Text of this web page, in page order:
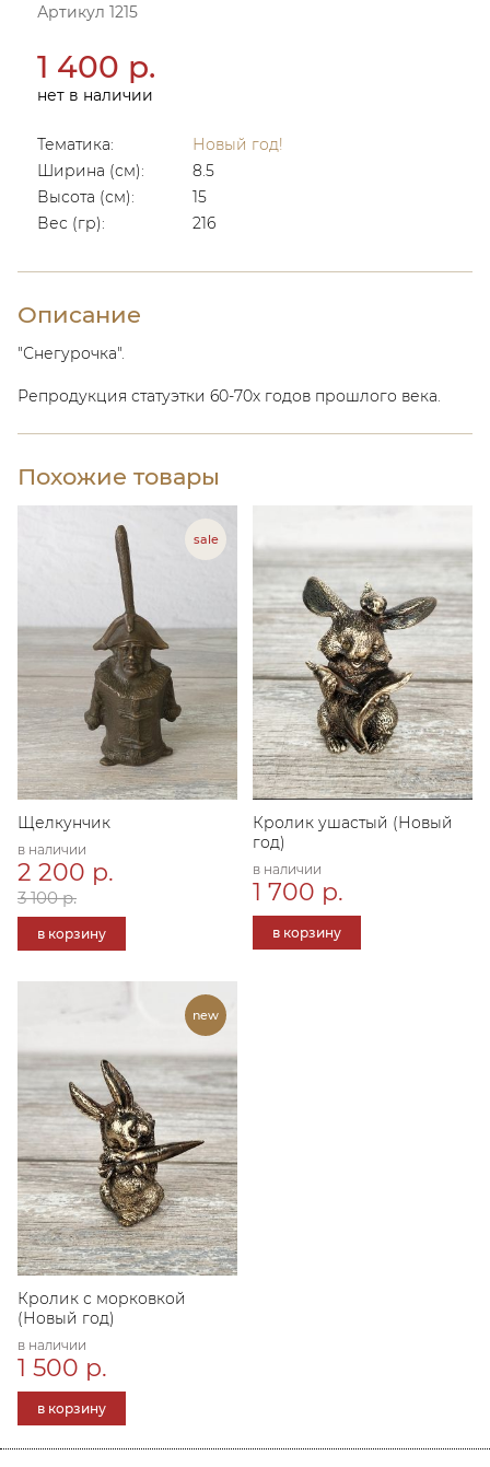
Артикул 1215
1 400 р.
нет в наличии
Тематика:
Новый год!
Ширина (см):
8.5
Высота (см):
15
Вес (гр):
216
Описание
"Снегурочка".
Репродукция статуэтки 60-70х годов прошлого века.
Похожие товары
Щелкунчик
в наличии
2 200 р.
3 100 р.
в корзину
Кролик ушастый (Новый
год)
в наличии
1 700 р.
в корзину
Кролик с морковкой
(Новый год)
в наличии
1 500 р.
в корзину